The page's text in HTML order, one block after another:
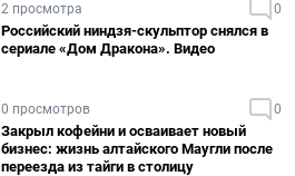
2 просмотра 0
Российский ниндзя-скульптор снялся в
сериале «Дом Дракона». Видео
0 просмотров 0
Закрыл кофейни и осваивает новый
бизнес: жизнь алтайского Маугли после
переезда из тайги в столицу